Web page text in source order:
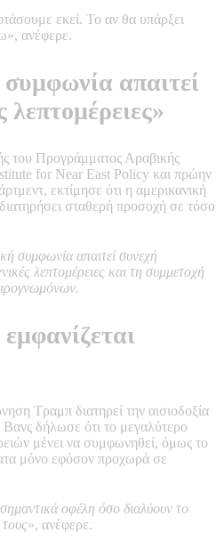
εκεί. Το αν θα υπάρξει
ανέφερε.
απαιτεί
του Προγράμματος Αραβικής
for Near East Policy και πρώην
εκτίμησε ότι η αμερικανική
σταθερή προσοχή σε τόσο
συμφωνία απαιτεί συνεχή
λεπτομέρειες και τη συμμετοχή
Τραμπ διατηρεί την αισιοδοξία
δήλωσε ότι το μεγαλύτερο
μένει να συμφωνηθεί, όμως το
μόνο εφόσον προχωρά σε
οφέλη όσο διαλύουν το
», ανέφερε.